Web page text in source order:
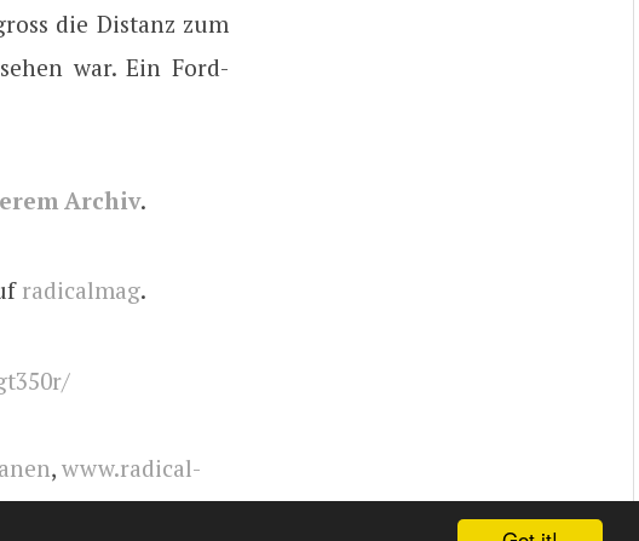
die Distanz zum
war. Ein Ford-
Archiv.
radicalmag.
, www.radical-